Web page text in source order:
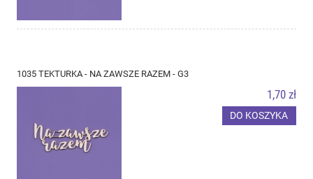
1035 TEKTURKA - NA ZAWSZE RAZEM - G3
1,70 zł
DO KOSZYKA